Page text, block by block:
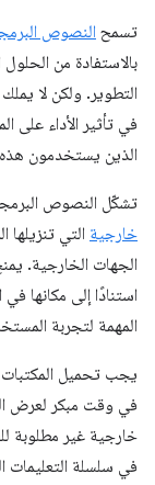
تسمح النصوص
بالاستفادة من
التطوير. ولكن لا
في تأثير الأداء على
الذين يستخدمون
تشكّل النصوص
خارجية التي
الجهات الخارجية.
استنادًا إلى مكانها
المهمة لتجربة
يجب تحميل المكتبات
في وقت مبكر لعرض
خارجية غير مطلوبة
في سلسلة التعليمات